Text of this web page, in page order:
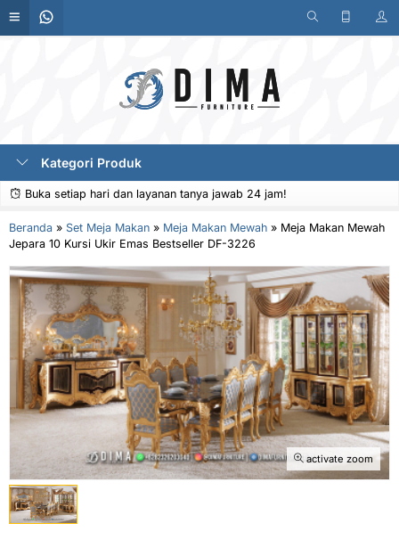
Kategori Produk
Buka setiap hari dan layanan tanya jawab 24 jam!
Beranda » Set Meja Makan » Meja Makan Mewah » Meja Makan Mewah
Jepara 10 Kursi Ukir Emas Bestseller DF-3226
activate zoom